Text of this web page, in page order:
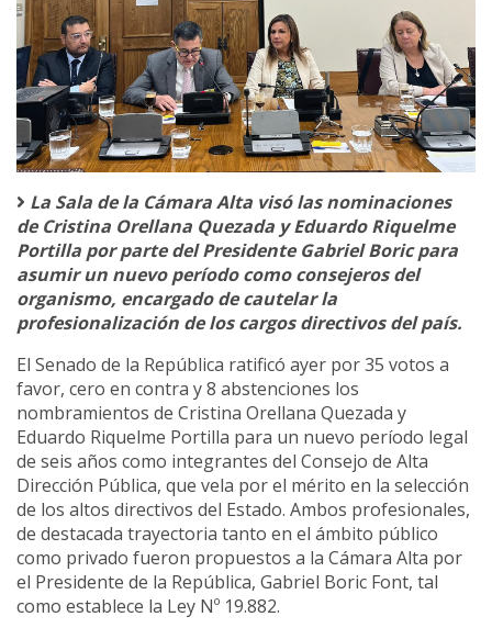
La Sala de la Cámara Alta visó las nominaciones
de Cristina Orellana Quezada y Eduardo Riquelme
Portilla por parte del Presidente Gabriel Boric para
asumir un nuevo período como consejeros del
organismo, encargado de cautelar la
profesionalización de los cargos directivos del país.
El Senado de la República ratificó ayer por 35 votos a
favor, cero en contra y 8 abstenciones los
nombramientos de Cristina Orellana Quezada y
Eduardo Riquelme Portilla para un nuevo período legal
de seis años como integrantes del Consejo de Alta
Dirección Pública, que vela por el mérito en la selección
de los altos directivos del Estado. Ambos profesionales,
de destacada trayectoria tanto en el ámbito público
como privado fueron propuestos a la Cámara Alta por
el Presidente de la República, Gabriel Boric Font, tal
como establece la Ley Nº 19.882.